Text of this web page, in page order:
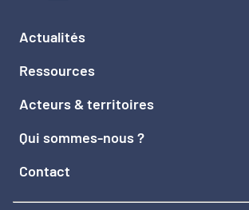
Actualités
Ressources
Acteurs & territoires
Qui sommes-nous ?
Contact